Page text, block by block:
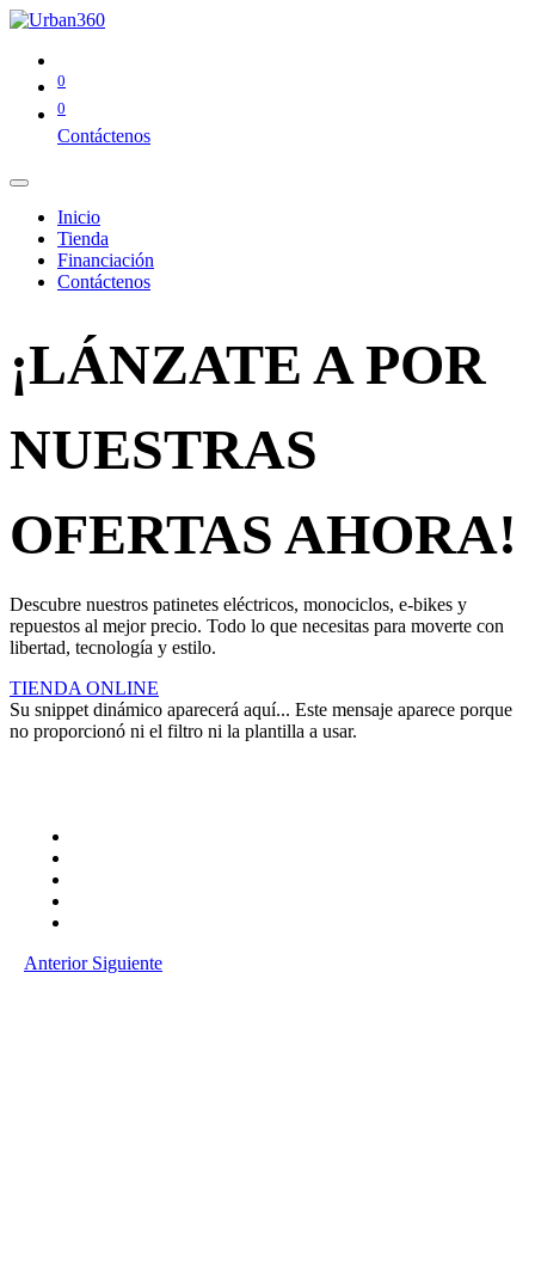
0
0
Contáctenos
Inicio
Tienda
Financiación
Contáctenos
¡LÁNZATE A POR
NUESTRAS
OFERTAS AHORA!
Descubre nuestros patinetes eléctricos, monociclos, e-bikes y
repuestos al mejor precio. Todo lo que necesitas para moverte con
libertad, tecnología y estilo.
TIENDA ONLINE
Su snippet dinámico aparecerá aquí... Este mensaje aparece porque
no proporcionó ni el filtro ni la plantilla a usar.
Anterior Siguiente